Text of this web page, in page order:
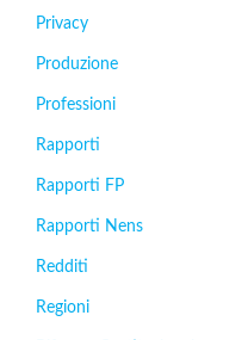
Privacy
Produzione
Professioni
Rapporti
Rapporti FP
Rapporti Nens
Redditi
Regioni